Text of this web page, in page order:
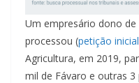
Um empresário dono
processou (petição inicial
Agricultura, em 2019,
mil de Fávaro e outras 3